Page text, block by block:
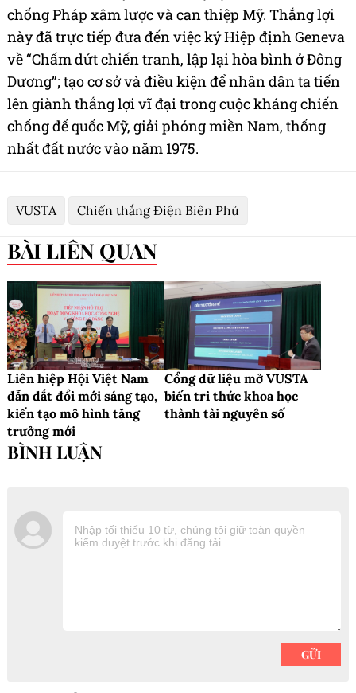
chống Pháp xâm lược và can thiệp Mỹ. Thắng lợi
này đã trực tiếp đưa đến việc ký Hiệp định Geneva
về “Chấm dứt chiến tranh, lập lại hòa bình ở Đông
Dương”; tạo cơ sở và điều kiện để nhân dân ta tiến
lên giành thắng lợi vĩ đại trong cuộc kháng chiến
chống đế quốc Mỹ, giải phóng miền Nam, thống
nhất đất nước vào năm 1975.
VUSTA Chiến thắng Điện Biên Phủ
BÀI LIÊN QUAN
Liên hiệp Hội Việt Nam
dẫn dắt đổi mới sáng tạo,
kiến tạo mô hình tăng
trưởng mới
Cổng dữ liệu mở VUSTA
biến tri thức khoa học
thành tài nguyên số